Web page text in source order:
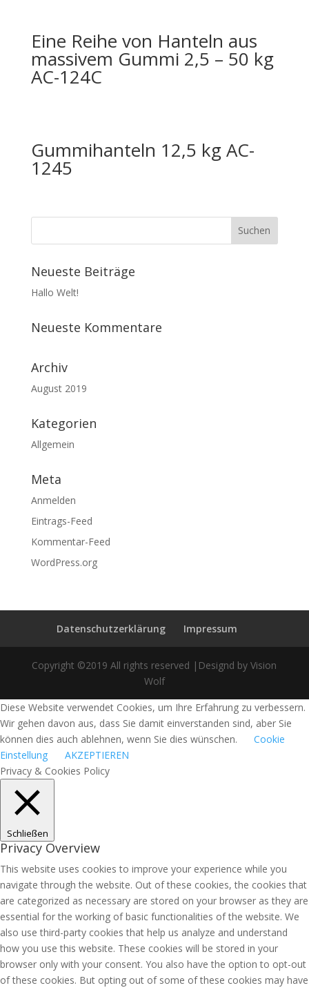
Eine Reihe von Hanteln aus
massivem Gummi 2,5 – 50 kg
AC-124C
Gummihanteln 12,5 kg AC-
1245
Neueste Beiträge
Hallo Welt!
Neueste Kommentare
Archiv
August 2019
Kategorien
Allgemein
Meta
Anmelden
Eintrags-Feed
Kommentar-Feed
WordPress.org
Datenschutzerklärung Impressum
Copyright ©2019 All rights reserved |Designd by Vision
Wolf
Diese Website verwendet Cookies, um Ihre Erfahrung zu verbessern.
Wir gehen davon aus, dass Sie damit einverstanden sind, aber Sie
können dies auch ablehnen, wenn Sie dies wünschen.
Cookie
Einstellung
AKZEPTIEREN
Privacy & Cookies Policy
Schließen
Privacy Overview
This website uses cookies to improve your experience while you
navigate through the website. Out of these cookies, the cookies that
are categorized as necessary are stored on your browser as they are
essential for the working of basic functionalities of the website. We
also use third-party cookies that help us analyze and understand
how you use this website. These cookies will be stored in your
browser only with your consent. You also have the option to opt-out
of these cookies. But opting out of some of these cookies may have